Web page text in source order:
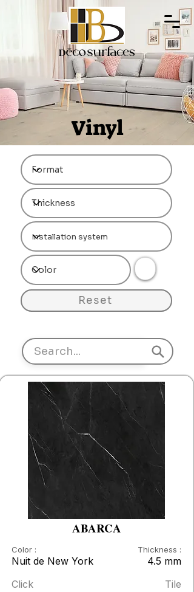
Vinyl
Reset
ABARCA
Nuit de New York 4.5 mm
Thickness :
Color :
Click Tile